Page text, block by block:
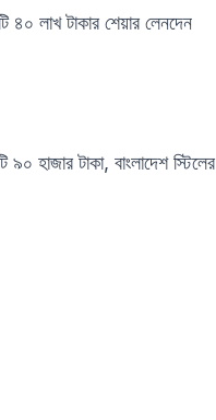
৪০ লাখ টাকার শেয়ার লেনদেন
হাজার টাকা, বাংলাদেশ স্টিলের